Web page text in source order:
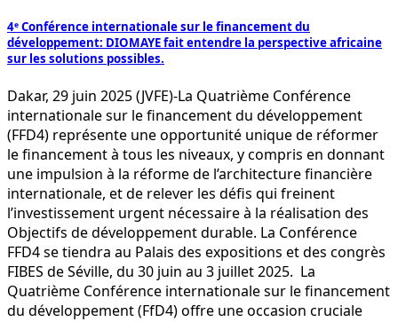
4ᵉ Conférence internationale sur le financement du
développement: DIOMAYE fait entendre la perspective africaine
sur les solutions possibles.
Dakar, 29 juin 2025 (JVFE)-La Quatrième Conférence
internationale sur le financement du développement
(FFD4) représente une opportunité unique de réformer
le financement à tous les niveaux, y compris en donnant
une impulsion à la réforme de l’architecture financière
internationale, et de relever les défis qui freinent
l’investissement urgent nécessaire à la réalisation des
Objectifs de développement durable. La Conférence
FFD4 se tiendra au Palais des expositions et des congrès
FIBES de Séville, du 30 juin au 3 juillet 2025. La
Quatrième Conférence internationale sur le financement
du développement (FfD4) offre une occasion cruciale